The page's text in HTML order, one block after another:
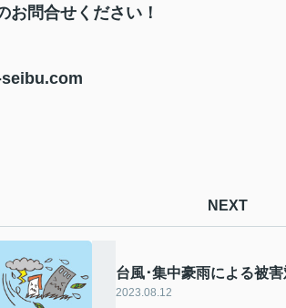
お問合せください！
NEXT
台風･集中豪雨による被
2023.08.12